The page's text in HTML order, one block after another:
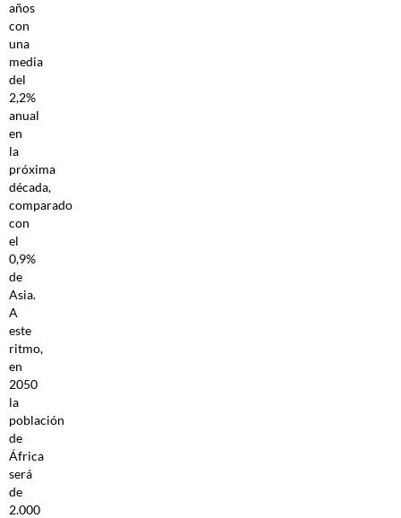
años
con
una
media
del
2,2%
anual
en
la
próxima
década,
comparado
con
el
0,9%
de
Asia.
A
este
ritmo,
en
2050
la
población
de
África
será
de
2.000